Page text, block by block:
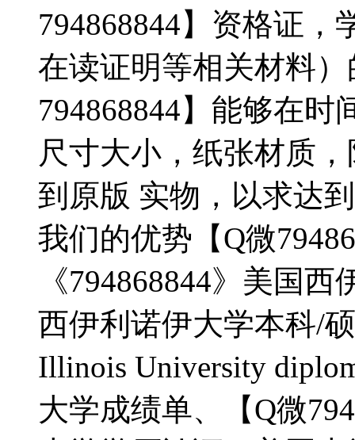
794868844】资格证
在读证明等相关材料
794868844】能够在
尺寸大小，纸张材质
到原版 实物，以求达
我们的优势【Q微
《794868844》美国
西伊利诺伊大学本科/
Illinois University
大学成绩单、【Q微